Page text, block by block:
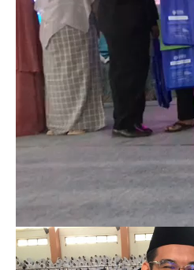
00:00